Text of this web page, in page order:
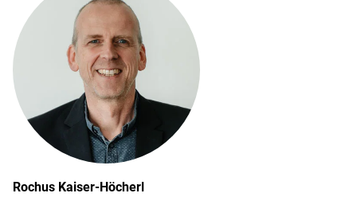
Rochus Kaiser-Höcherl